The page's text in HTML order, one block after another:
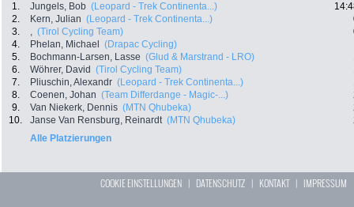
1. Jungels, Bob (Leopard - Trek Continenta...)
2.
Kern, Julian (Leopard - Trek Continenta...)
3.
, (Tirol Cycling Team)
4.
Phelan, Michael
(Drapac Cycling)
5.
Bochmann-Larsen, Lasse (Glud & Marstrand - LRO)
6.
Wöhrer, David (Tirol Cycling Team)
7.
Pliuschin, Alexandr (Leopard - Trek Continenta...)
8.
Coenen, Johan (Team Differdange - Magic-...)
9.
Van Niekerk, Dennis (MTN Qhubeka)
10.
Janse Van Rensburg, Reinardt (MTN Qhubeka)
Alle Platzierungen
COOKIE EINSTELLUNGEN | DATENSCHUTZ | KONTAKT| IMPRESSUM